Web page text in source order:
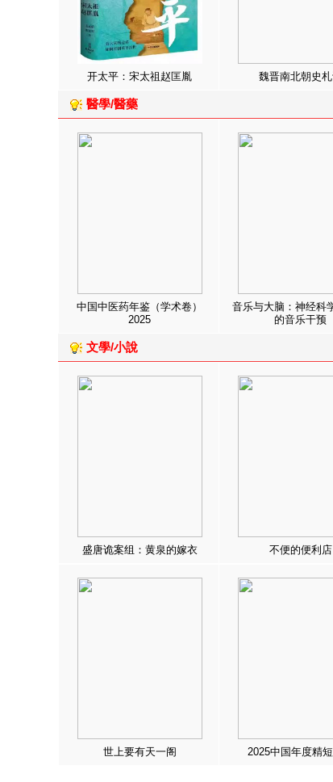
开太平：宋太祖赵匡胤 魏晋南北朝史
醫學/醫藥
中国中医药年鉴（学术卷）
2025
音乐与大脑：神经科
的音乐干预
文學/小說
盛唐诡案组：黄泉的嫁衣 不便的便利店
世上要有天一阁 2025中国年度精